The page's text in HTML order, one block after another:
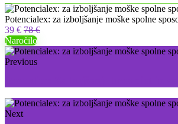
Potencialex: za izboljšanje moške spolne
39 € 78 €
Naročilo
Previous
Next